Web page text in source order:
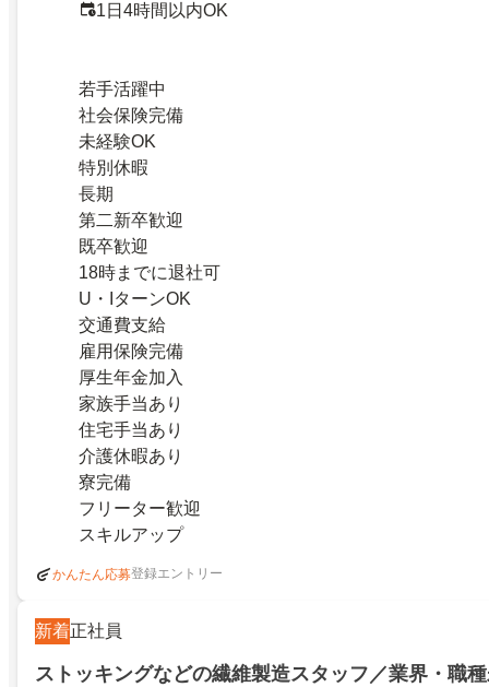
1日4時間以内OK
若手活躍中
社会保険完備
未経験OK
特別休暇
長期
第二新卒歓迎
既卒歓迎
18時までに退社可
U・IターンOK
交通費支給
雇用保険完備
厚生年金加入
家族手当あり
住宅手当あり
介護休暇あり
寮完備
フリーター歓迎
スキルアップ
かんたん応募登録エントリー
新着正社員
ストッキングなどの繊維製造スタッフ／業界・職